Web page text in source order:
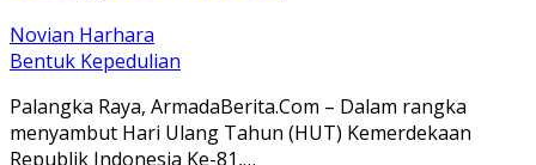
Novian Harhara
Bentuk Kepedulian
Palangka Raya, ArmadaBerita.Com – Dalam rangka
menyambut Hari Ulang Tahun (HUT) Kemerdekaan
Republik Indonesia Ke-81,…